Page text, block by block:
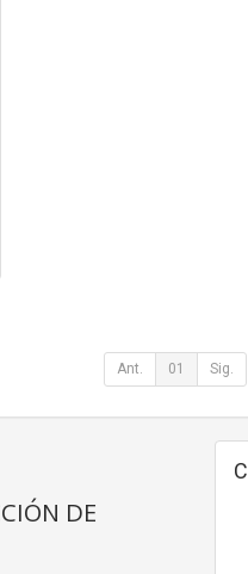
Ant. 01 Sig.
DE